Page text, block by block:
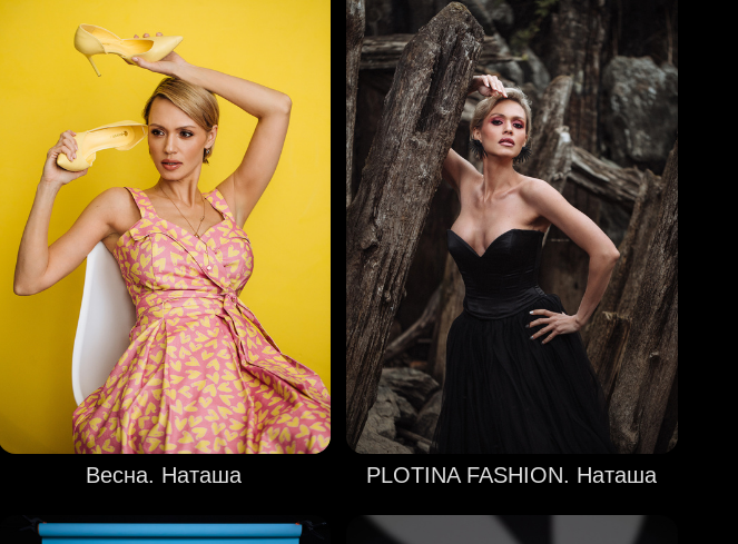
Весна. Наташа PLOTINA FASHION. Наташа